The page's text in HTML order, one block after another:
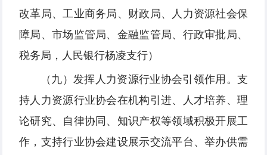
改革局、工业商务局、财政局、人力资源社会保
障局、市场监管局、金融监管局、行政审批局、
税务局，人民银行杨凌支行）
（九）发挥人力资源行业协会引领作用。支
持人力资源行业协会在机构引进、人才培养、理
论研究、自律协同、知识产权等领域积极开展工
作，支持行业协会建设展示交流平台、举办供需